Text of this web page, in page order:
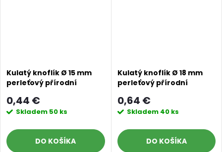
Kulatý knoflík Ø 15 mm
perleťový přírodní
0,44 €
Skladem 50 ks
DO KOŠÍKA
Kulatý knoflík Ø 18 mm
perleťový přírodní
0,64 €
Skladem 40 ks
DO KOŠÍKA